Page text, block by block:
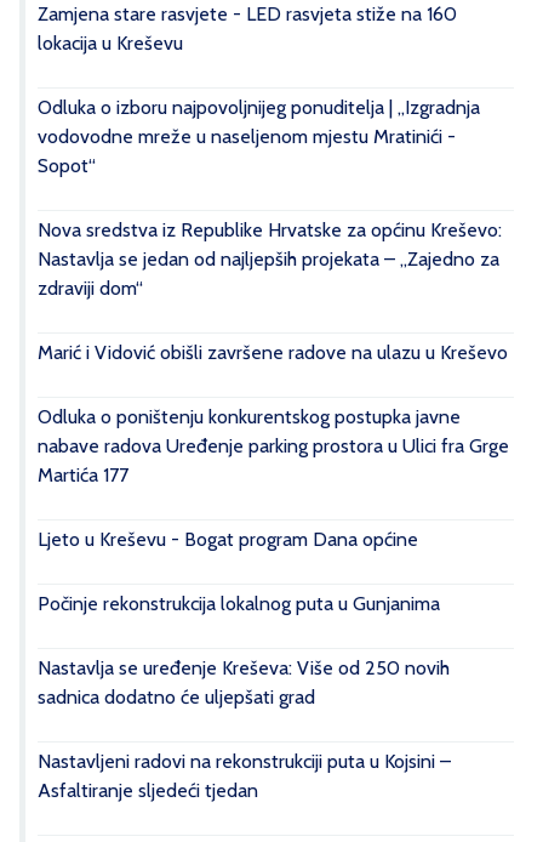
Zamjena stare rasvjete - LED rasvjeta stiže na 160
lokacija u Kreševu
Odluka o izboru najpovoljnijeg ponuditelja | „Izgradnja
vodovodne mreže u naseljenom mjestu Mratinići -
Sopot“
Nova sredstva iz Republike Hrvatske za općinu Kreševo:
Nastavlja se jedan od najljepših projekata – „Zajedno za
zdraviji dom“
Marić i Vidović obišli završene radove na ulazu u Kreševo
Odluka o poništenju konkurentskog postupka javne
nabave radova Uređenje parking prostora u Ulici fra Grge
Martića 177
Ljeto u Kreševu - Bogat program Dana općine
Počinje rekonstrukcija lokalnog puta u Gunjanima
Nastavlja se uređenje Kreševa: Više od 250 novih
sadnica dodatno će uljepšati grad
Nastavljeni radovi na rekonstrukciji puta u Kojsini –
Asfaltiranje sljedeći tjedan